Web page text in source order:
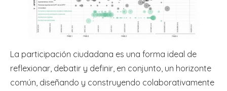
La participación ciudadana es una forma ideal de
reflexionar, debatir y definir, en conjunto, un horizonte
común, diseñando y construyendo colaborativamente